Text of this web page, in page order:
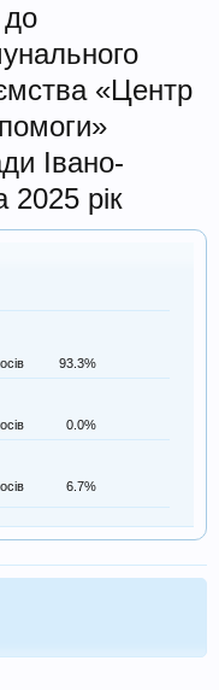
«Центр
Івано-
2025 рік
93.3%
0.0%
6.7%